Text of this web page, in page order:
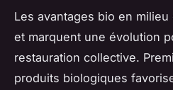
Les avantages bio en
et marquent une évolution
restauration collective.
produits biologiques